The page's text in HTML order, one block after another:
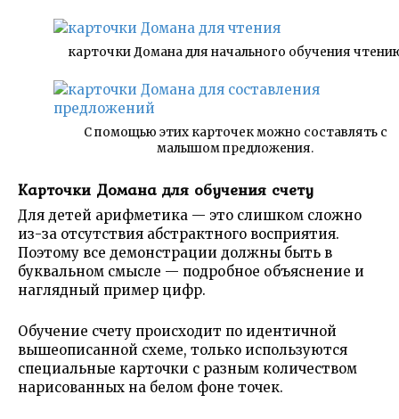
карточки Домана для начального обучения
С помощью этих карточек можно составлять с
малышом предложения.
Карточки Домана для обучения счету
Для детей арифметика — это слишком сложно
из-за отсутствия абстрактного восприятия.
Поэтому все демонстрации должны быть в
буквальном смысле — подробное объяснение и
наглядный пример цифр.
Обучение счету происходит по идентичной
вышеописанной схеме, только используются
специальные карточки с разным количеством
нарисованных на белом фоне точек.